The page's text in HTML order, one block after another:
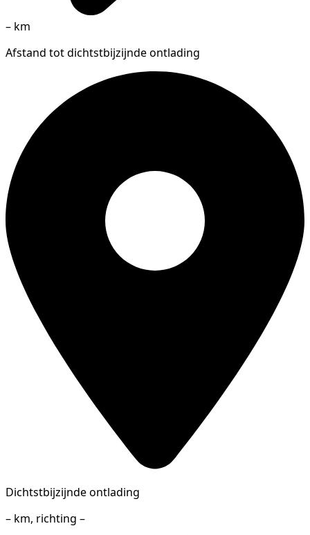
– km
Afstand tot dichtstbijzijnde ontlading
Dichtstbijzijnde ontlading
– km, richting –